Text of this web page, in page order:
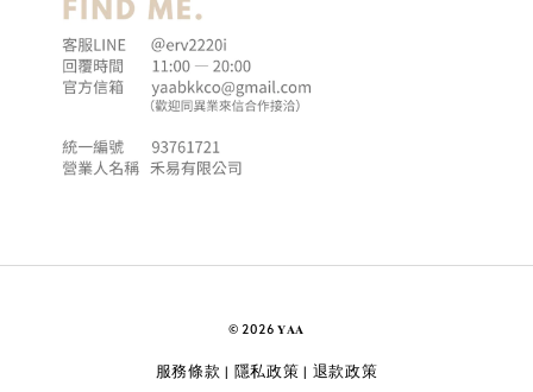
© 2026 𝐘𝐀𝐀
服務條款 | 隱私政策 | 退款政策